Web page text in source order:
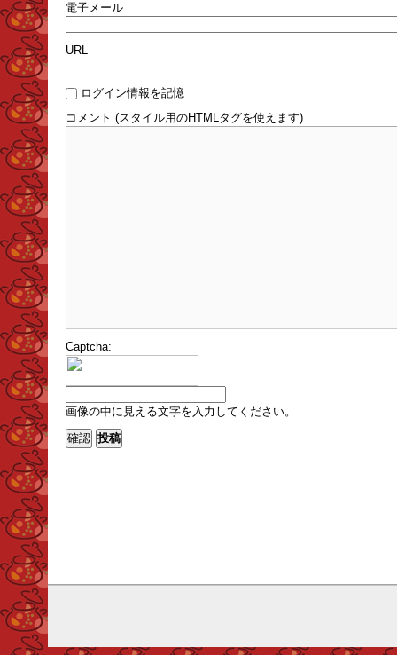
電子メール
URL
ログイン情報を記憶
コメント (スタイル用のHTMLタグを使えます)
Captcha:
画像の中に見える文字を入力してください。